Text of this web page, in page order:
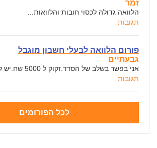
זמר
הלוואה גדולה לכסוי חובות והלוואות...
תגובות
פורום הלוואה לבעלי חשבון מוגבל
גבעתיים
אני בפשר בשלב של הסדר.זקוק ל 5000 שח.יש לי סיכוי...
תגובות
לכל הפורומים